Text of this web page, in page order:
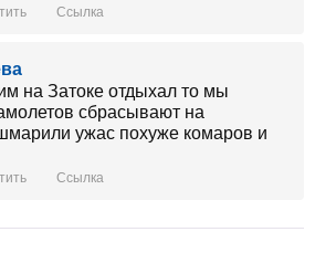
Ссылка
на Затоке отдыхал то мы
сбрасывают на
ужас похуже комаров и
Ссылка